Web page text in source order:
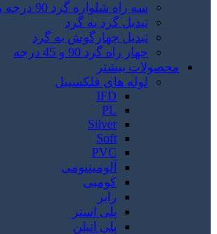
سه راه شلواره گرد 90 درجه و 45 درجه
تبدیل گرد به گرد
تبدیل چهارگوش به گرد
چهار راه گرد 90 و 45 درجه
محصولات بیشتر
لوله های فلکسیبل
IFD
PL
Silver
Soft
PVC
آلومینیومی
کومبی
رابر
پلی استر
پلی اتیلن